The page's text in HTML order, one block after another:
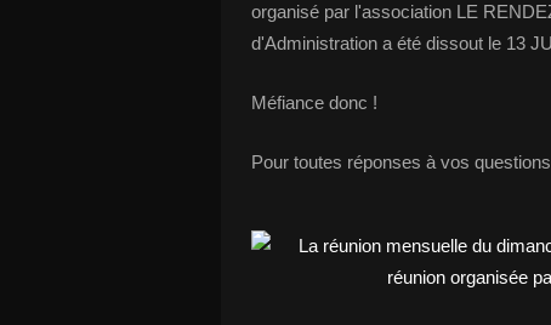
organisé par l'association LE
d'Administration a été dissout le 13
Méfiance donc !
Pour toutes réponses à vos